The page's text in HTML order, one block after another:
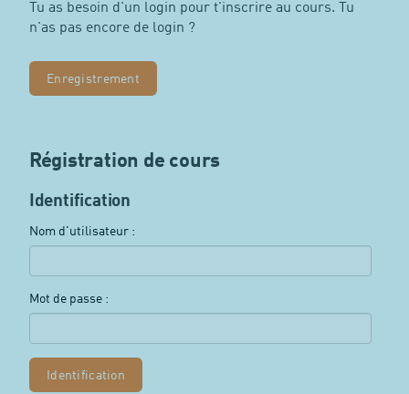
Tu as besoin d'un login pour t'inscrire au cours. Tu
n'as pas encore de login ?
Enregistrement
Régistration de cours
Identification
Nom d'utilisateur :
Mot de passe :